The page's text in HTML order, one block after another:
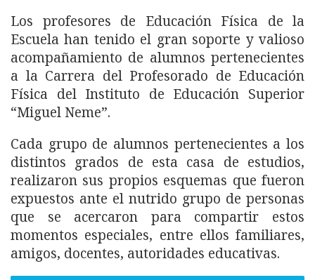
Los profesores de Educación Física de la
Escuela han tenido el gran soporte y valioso
acompañamiento de alumnos pertenecientes
a la Carrera del Profesorado de Educación
Física del Instituto de Educación Superior
“Miguel Neme”.
Cada grupo de alumnos pertenecientes a los
distintos grados de esta casa de estudios,
realizaron sus propios esquemas que fueron
expuestos ante el nutrido grupo de personas
que se acercaron para compartir estos
momentos especiales, entre ellos familiares,
amigos, docentes, autoridades educativas.